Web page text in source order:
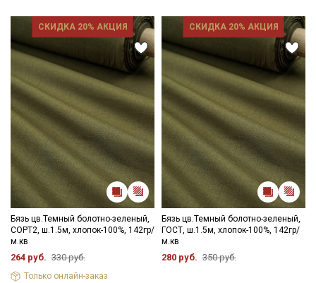
СКИДКА 20% АКЦИЯ
Бязь цв.Темный болотно-зеленый,
СОРТ2, ш.1.5м, хлопок-100%, 142гр/
м.кв
264 руб. 330 руб.
Только онлайн-заказ
СКИДКА 20% АКЦИЯ
Бязь цв.Темный болотно-зеленый,
ГОСТ, ш.1.5м, хлопок-100%, 142гр/
м.кв
280 руб. 350 руб.